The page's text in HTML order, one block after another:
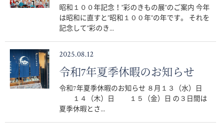
昭和１００年記念！”彩のきもの展”のご案内 今年
は昭和に直すと”昭和１００年”の年です。 それを
記念して”彩のき...
2025.08.12
令和7年夏季休暇のお知らせ
令和7年夏季休暇のお知らせ ８月１３（水）日
１４（木）日 １５（金）日 の３日間は
夏季休暇とさ...